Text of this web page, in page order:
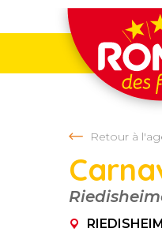
Aller directement à
Aller directement au
Retour à